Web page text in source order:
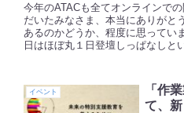
今年のATACも全てオンラインで
だいたみなさま、本当にありがと
あるのかどうか、程度に思ってい
日はほぼ丸１日登壇しっぱなしと
イベント
「作
て、